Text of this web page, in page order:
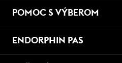
POMOC S VÝBEROM
ENDORPHIN PAS